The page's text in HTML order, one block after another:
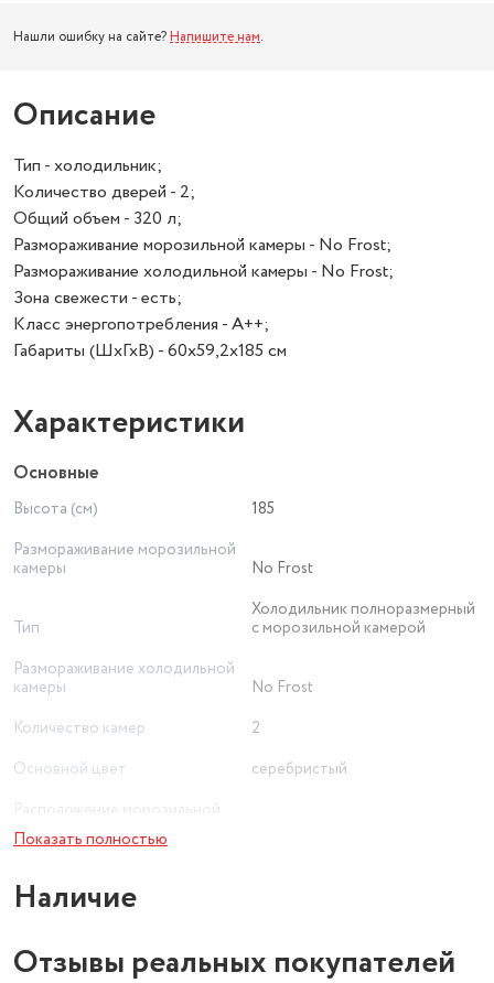
Нашли ошибку на сайте? Напишите нам.
Описание
Тип - холодильник;
Количество дверей - 2;
Общий объем - 320 л;
Размораживание морозильной камеры - No Frost;
Размораживание холодильной камеры - No Frost;
Зона свежести - есть;
Класс энергопотребления - A++;
Габариты (ШхГхВ) - 60х59,2х185 см
Характеристики
Основные
Высота (см)
185
Размораживание морозильной
камеры
No Frost
Тип
Холодильник полноразмерный
с морозильной камерой
Размораживание холодильной
камеры
No Frost
Количество камер
2
Основной цвет
серебристый
Расположение морозильной
камеры / НТО
Количество дверей
Инверторный компрессор
Показать полностью
Наличие
Отзывы реальных покупателей